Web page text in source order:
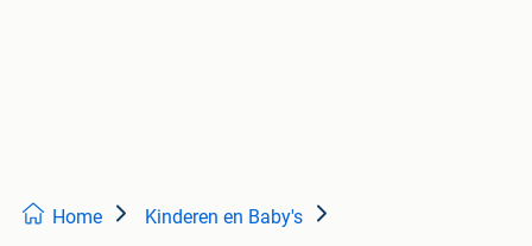
Home Kinderen en Baby's